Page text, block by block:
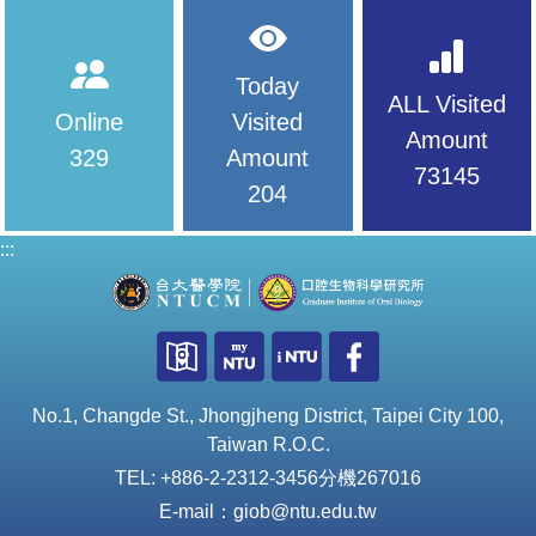
Online
329
Today
Visited
Amount
204
ALL Visited
Amount
73145
:::
No.1, Changde St., Jhongjheng District, Taipei City 100,
Taiwan R.O.C.
TEL: +886-2-2312-3456分機267016
E-mail：giob@ntu.edu.tw